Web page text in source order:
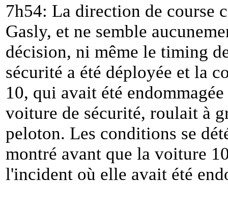
7h54: La direction de course
Gasly, et ne semble
décision, ni même le timing
sécurité a été déployée et la
10, qui avait été
voiture de sécurité, roulait à
peloton. Les conditions se
montré avant que la voiture
l'incident où elle avait été